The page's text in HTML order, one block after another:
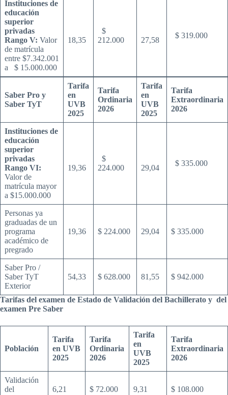
Instituciones de
educación
superior
privadas
Rango V: Valor
de matrícula
entre $7.342.001
a $ 15.000.000
18,35
$
212.000
27,58
$ 319.000
Saber Pro y
Saber TyT
Tarifa
en
UVB
2025
Tarifa
Ordinaria
2026
Tarifa
en
UVB
2025
Tarifa
Extraordinaria
2026
Instituciones de
educación
superior
privadas
Rango VI:
Valor de
matrícula mayor
a $15.000.000
19,36
$
224.000
29,04
$ 335.000
Personas ya
graduadas de un
programa
académico de
pregrado
19,36 $ 224.000 29,04 $ 335.000
Saber Pro /
Saber TyT
Exterior
54,33 $ 628.000 81,55 $ 942.000
Tarifas del examen de Estado de Validación del Bachillerato y del
examen Pre Saber
Población
Tarifa
en UVB
2025
Tarifa
Ordinaria
2026
Tarifa
en
UVB
2025
Tarifa
Extraordinaria
2026
Validación
del
6,21 $ 72.000 9,31 $ 108.000